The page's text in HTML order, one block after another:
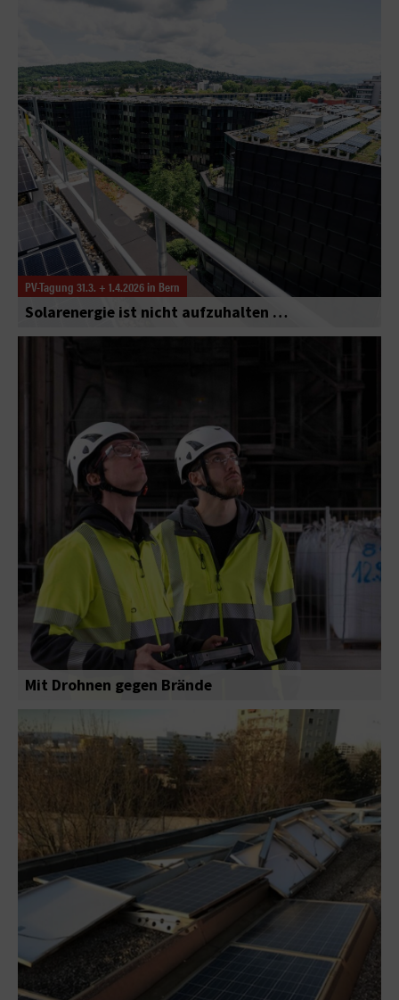
PV-Tagung 31.3. + 1.4.2026 in Bern
Solarenergie ist nicht aufzuhalten …
Mit Drohnen gegen Brände